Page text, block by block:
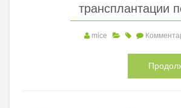
трансплантации
mice